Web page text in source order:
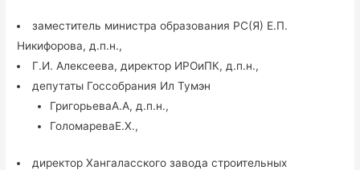
заместитель министра образования РС(Я) Е.П.
Никифорова, д.п.н.,
Г.И. Алексеева, директор ИРОиПК, д.п.н.,
депутаты Госсобрания Ил Тумэн
ГригорьеваА.А, д.п.н.,
ГоломареваЕ.Х.,
директор Хангаласского завода строительных